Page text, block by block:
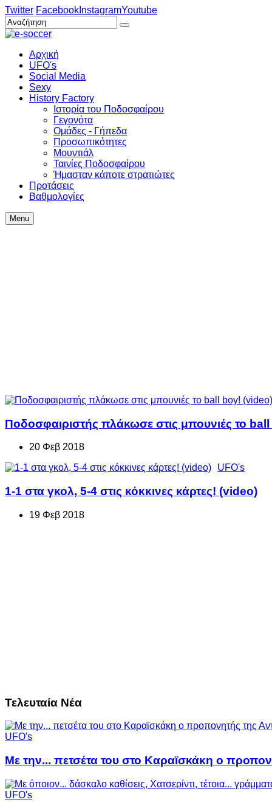
Twitter Facebook InstagramYoutube
Αρχική
UFO's
Social Media
Sexy
History Factory
Ιστορία του Ποδοσφαίρου
Γεγονότα
Ομάδες - Γήπεδα
Προσωπικότητες
Μουντιάλ
Ταινίες Ποδοσφαίρου
Ήμασταν κάποτε στρατιώτες
Προτάσεις
Βαθμολογίες
Menu
Ποδοσφαιριστής πλάκωσε στις μπουνιές το
20 Φεβ 2018
UFO's
1-1 στα γκολ, 5-4 στις κόκκινες κάρτες! (video)
19 Φεβ 2018
Τελευταία Νέα
UFO's
Με την... πετσέτα του στο Καραϊσκάκη ο
UFO's